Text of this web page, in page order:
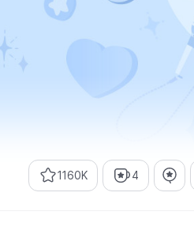
1160K 4